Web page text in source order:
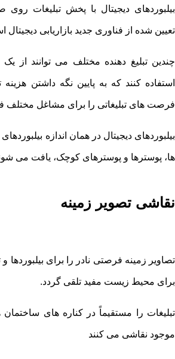
بیلبوردهای دیجیتال با پخش تبلیغات
تعیین شده از فناوری جدید بازاریابی دیجیتال
چندین تبلیغ دهنده مختلف می توانند از یک
استفاده کنند که به پایین نگه داشتن
فرصت های تبلیغاتی را برای مشاغل مختلف
بیلبوردهای دیجیتال در همان اندازه
ها، پوسترها و پوسترهای کوچک، یافت می
نقاشی تصویر زمینه
تصاویر زمینه فرصتی نادر را برای بیلبوردها
برای محیط زیست مفید تلقی گردد.
تبلیغات را مستقیماً در کناره های ساختمان
موجود نقاشی می کنند